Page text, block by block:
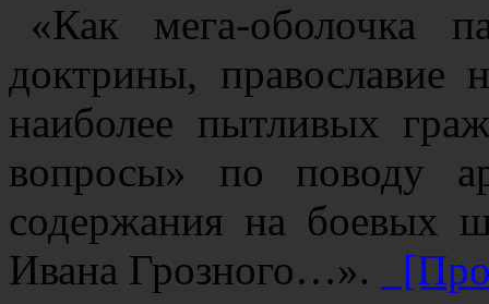
«Как мега-оболочка
доктрины,
наиболее пытливых
вопросы» по поводу
содержания на боевых
Ивана Грозного…».